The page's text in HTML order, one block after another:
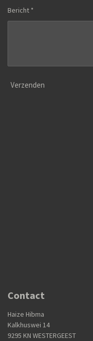
Bericht *
Verzenden
Contact
Haize Hibma
Kalkhuswei 14
9295 KN WESTERGEEST